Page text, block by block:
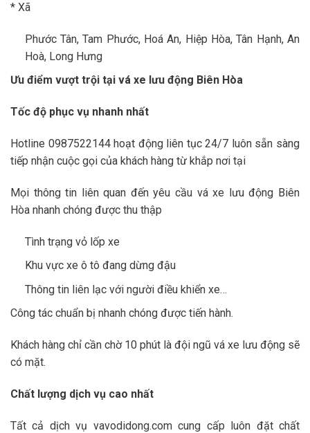
* Xã
Phước Tân, Tam Phước, Hoá An, Hiệp Hòa, Tân Hạnh, An
Hoà, Long Hưng
Ưu điểm vượt trội tại vá xe lưu động Biên Hòa
Tốc độ phục vụ nhanh nhất
Hotline 0987522144 hoạt động liên tục 24/7 luôn sẵn sàng
tiếp nhận cuộc gọi của khách hàng từ khắp nơi tại
Mọi thông tin liên quan đến yêu cầu vá xe lưu động Biên
Hòa nhanh chóng được thu thập
Tình trạng vỏ lốp xe
Khu vực xe ô tô đang dừng đậu
Thông tin liên lạc với người điều khiển xe…
Công tác chuẩn bị nhanh chóng được tiến hành.
Khách hàng chỉ cần chờ 10 phút là đội ngũ vá xe lưu động sẽ
có mặt.
Chất lượng dịch vụ cao nhất
Tất cả dịch vụ vavodidong.com cung cấp luôn đặt chất